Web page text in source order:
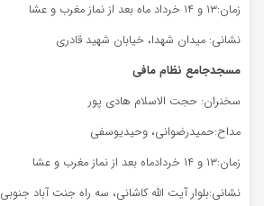
زمان:۱۳ و ۱۴ خرداد ماه بعد از نماز مغرب و عشا
نشانی: میدان شهدا، خیابان شهید قادری
مسجدجامع نظام مافی
سخنران: حجت الاسلام هادی پور
مداح:حمیدرضوانی، وحیدیوسفی
زمان:۱۳ و ۱۴ خردادماه بعد از نماز مغرب و عشا
نشانی:بلوار آیت الله کاشانی، سه راه جنت آباد جنوبی